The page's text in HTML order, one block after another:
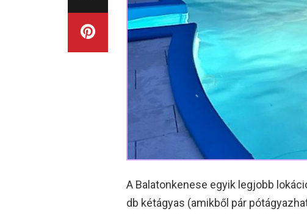
A Balatonkenese egyik legjobb
db kétágyas (amikből pár